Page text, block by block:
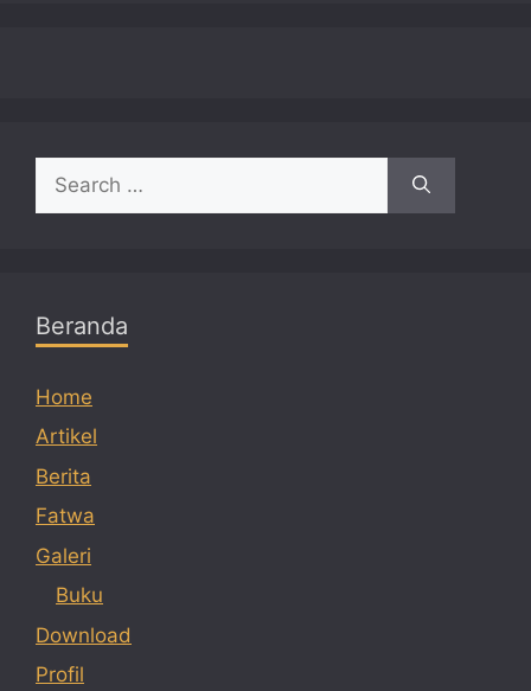
for:
Beranda
Home
Artikel
Berita
Fatwa
Galeri
Buku
Download
Profil